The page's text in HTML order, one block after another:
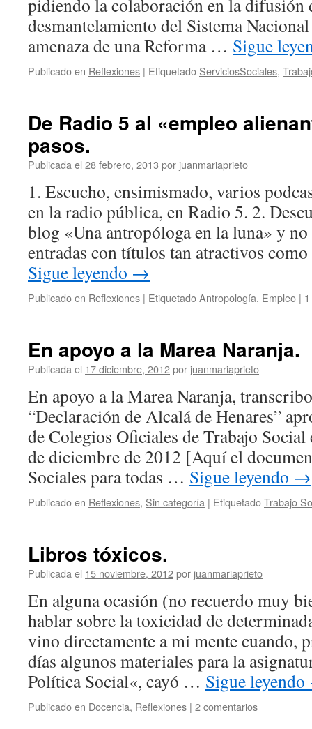
pidiendo la colaboración en la difusión
desmantelamiento del Sistema
amenaza de una Reforma … Sigue
Publicado en Reflexiones | Etiquetado ServiciosSociales,
De Radio 5 al «empleo
pasos.
Publicada el 28 febrero, 2013 por juanmariaprieto
1. Escucho, ensimismado, varios
en la radio pública, en Radio 5. 2.
blog «Una antropóloga en la luna» y
entradas con títulos tan atractivos
Sigue leyendo →
Publicado en Reflexiones | EtiquetadoAntropología, Empleo |
En apoyo a la Marea Naranja.
Publicada el 17 diciembre, 2012por juanmariaprieto
En apoyo a la Marea Naranja,
“Declaración de Alcalá de Henares”
de Colegios Oficiales de Trabajo Social
de diciembre de 2012 [Aquí el
Sociales para todas … Sigue leyendo →
Publicado en Reflexiones, Sin categoría | EtiquetadoTrabajo
Libros tóxicos.
Publicada el 15 noviembre, 2012por juanmariaprieto
En alguna ocasión (no recuerdo muy
hablar sobre la toxicidad de
vino directamente a mi mente cuando,
días algunos materiales para la
Política Social«, cayó … Sigue leyendo
Publicado en Docencia, Reflexiones | 2 comentarios